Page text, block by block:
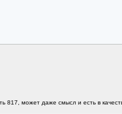
может даже смысл и есть в